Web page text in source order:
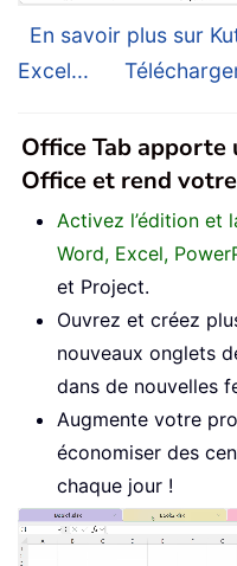
En savoir plus sur
Excel...
Office Tab
Office et rend
Activez l’édition et
Word, Excel,
et Project.
Ouvrez et créez
nouveaux onglets
dans de nouvelles
Augmente votre
économiser des
chaque jour !